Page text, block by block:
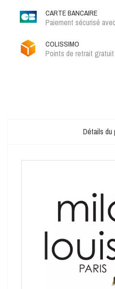
CARTE BANCAIRE
Paiement sécurisé
COLISSIMO
Points de retrait gratuit
Détails du